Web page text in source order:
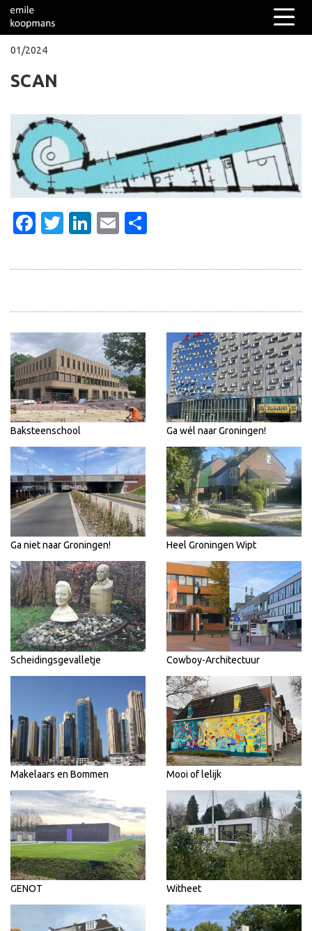
Over mij
01/2024
SCAN
Facebook
Twitter
LinkedIn
Email
Baksteenschool Ga wél naar Groningen!
Ga niet naar Groningen! Heel Groningen Wipt
Scheidingsgevalletje Cowboy-Architectuur
Makelaars en Bommen Mooi of lelijk
GENOT Witheet